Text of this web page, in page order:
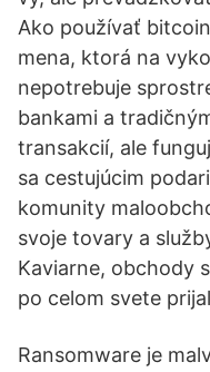
Ako používať
mena, ktorá na
nepotrebuje
bankami a
transakcií, ale
sa cestujúcim
komunity
svoje tovary a
Kaviarne, obchody
po celom svete
Ransomware je